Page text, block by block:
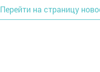
Перейти на страницу